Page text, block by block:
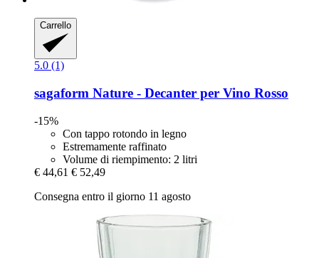
Carrello
5.0 (1)
sagaform Nature -​ Decanter per Vino Rosso
-15%
Con tappo rotondo in legno
Estremamente raffinato
Volume di riempimento: 2 litri
€ 44,61 € 52,49
Consegna entro il giorno 11 agosto